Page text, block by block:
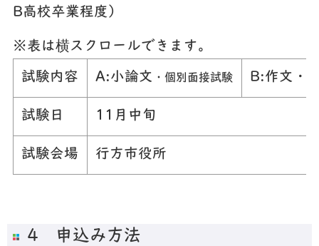
B高校卒業程度）
※表は横スクロールできます。
試験内容 A:小論文 ・個別面接試験 B:作文・
試験日 11月中旬
試験会場 行方市役所
4 申込み方法